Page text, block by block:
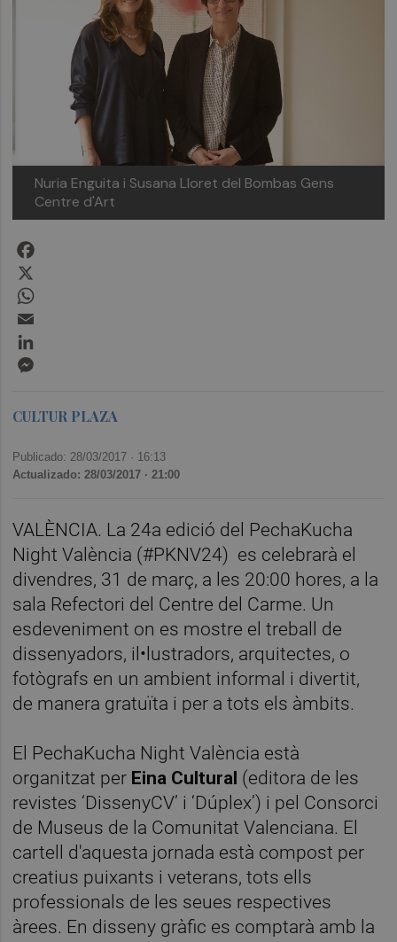
Nuria Enguita i Susana Lloret del Bombas Gens
Centre d'Art
CULTUR PLAZA
Publicado: 28/03/2017 · 16:13
Actualizado: 28/03/2017 · 21:00
VALÈNCIA. La 24a edició del PechaKucha
Night València (#PKNV24) es celebrarà el
divendres, 31 de març, a les 20:00 hores, a la
sala Refectori del Centre del Carme. Un
esdeveniment on es mostre el treball de
dissenyadors, il•lustradors, arquitectes, o
fotògrafs en un ambient informal i divertit,
de manera gratuïta i per a tots els àmbits.
El PechaKucha Night València està
organitzat per Eina Cultural (editora de les
revistes ‘DissenyCV’ i ‘Dúplex’) i pel Consorci
de Museus de la Comunitat Valenciana. El
cartell d'aquesta jornada està compost per
creatius puixants i veterans, tots ells
professionals de les seues respectives
àrees. En disseny gràfic es comptarà amb la